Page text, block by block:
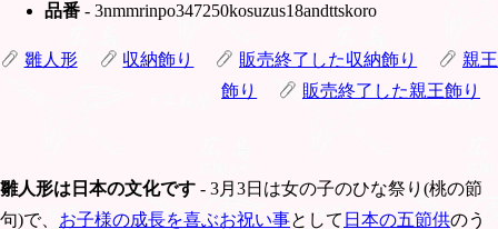
品番 - 3nmmrinpo347250kosuzus18andttskoro
雛人形 収納飾り 販売終了した収納飾り
親王
飾り
販売終了した親王飾り
雛人形は日本の文化です - 3月3日は女の子のひな祭り(桃の節
句)で、 お子様の成長を喜ぶお祝い事として 日本の五節供のう